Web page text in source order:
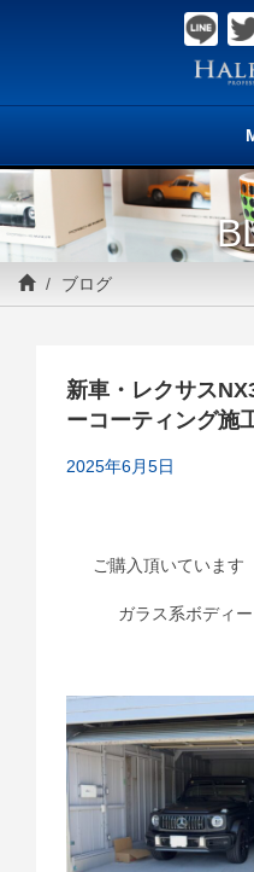
ブログ
新車・レクサス
ーコーティング施
2025年6月5日
ご購入頂いていま
ガラス系ボディ